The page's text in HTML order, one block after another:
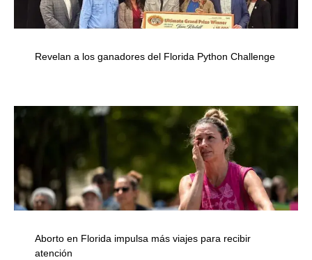
Revelan a los ganadores del Florida Python Challenge
Aborto en Florida impulsa más viajes para recibir
atención